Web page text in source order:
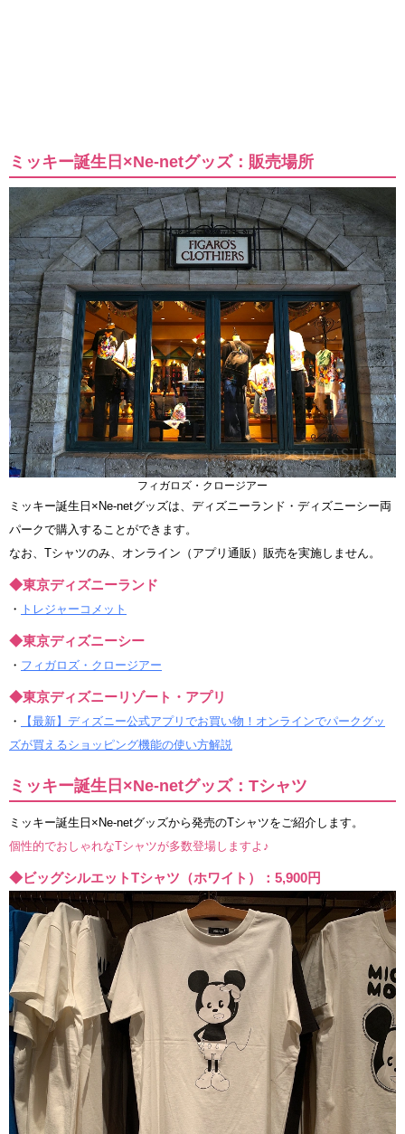
ミッキー誕生日×Ne-netグッズ：販売場所
フィガロズ・クロージアー
ミッキー誕生日×Ne-netグッズは、ディズニーランド・ディズニーシー両
パークで購入することができます。
なお、Tシャツのみ、オンライン（アプリ通販）販売を実施しません。
◆東京ディズニーランド
・ トレジャーコメット
◆東京ディズニーシー
・ フィガロズ・クロージアー
◆東京ディズニーリゾート・アプリ
・
【最新】ディズニー公式アプリでお買い物！オンラインでパークグッ
ズが買えるショッピング機能の使い方解説
ミッキー誕生日×Ne-netグッズ：Tシャツ
ミッキー誕生日×Ne-netグッズから発売のTシャツをご紹介します。
個性的でおしゃれなTシャツが多数登場しますよ♪
◆ビッグシルエットTシャツ（ホワイト）：5,900円